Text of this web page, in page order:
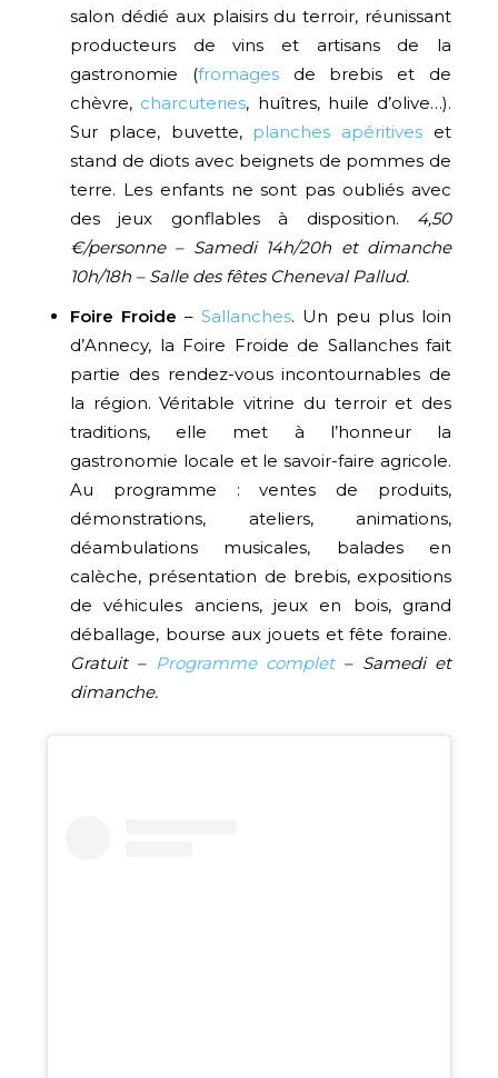
salon dédié aux plaisirs du terroir, réunissant
producteurs de vins et artisans de la
gastronomie (fromagesde brebis et de
chèvre, charcuteries, huîtres, huile d’olive…).
Sur place, buvette, planches apéritives et
stand de diots avec beignets de pommes de
terre. Les enfants ne sont pas oubliés avec
des jeux gonflables à disposition. 4,50
€/personne – Samedi 14h/20h et dimanche
10h/18h – Salle des fêtes Cheneval Pallud.
Foire Froide – Sallanches. Un peu plus loin
d’Annecy, la Foire Froide de Sallanches fait
partie des rendez-vous incontournables de
la région. Véritable vitrine du terroir et des
traditions, elle met à l’honneur la
gastronomie locale et le savoir-faire agricole.
Au programme : ventes de produits,
démonstrations, ateliers, animations,
déambulations musicales, balades en
calèche, présentation de brebis, expositions
de véhicules anciens, jeux en bois, grand
déballage, bourse aux jouets et fête foraine.
Gratuit – Programme complet– Samedi et
dimanche.